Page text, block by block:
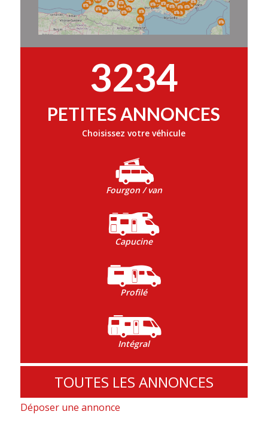
3234
PETITES ANNONCES
Choisissez votre véhicule
Fourgon / van
Capucine
Profilé
Intégral
TOUTES LES ANNONCES
Déposer une annonce